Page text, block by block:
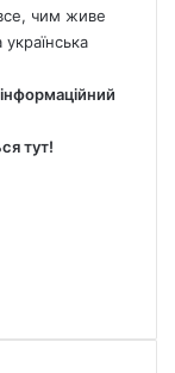
чим живе
тут!